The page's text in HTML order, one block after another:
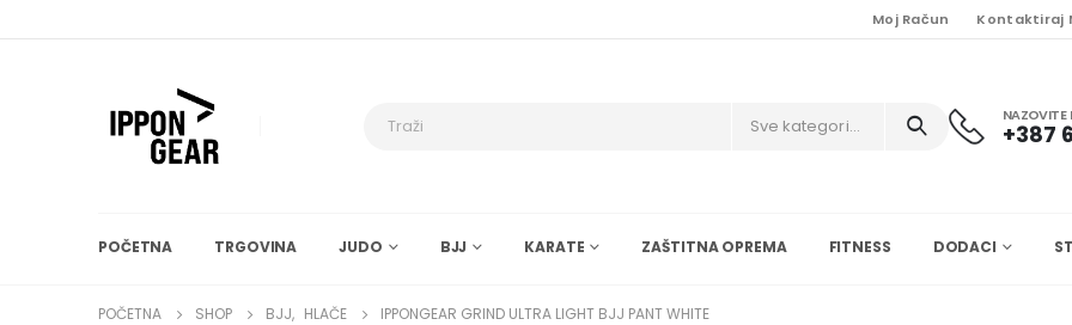
Moj Račun Kontaktiraj
Sve kategorije NAZOVITE
+387
POČETNA TRGOVINA JUDO BJJ KARATE ZAŠTITNA OPREMA FITNESS DODACI
POČETNA SHOP BJJ, HLAČE IPPONGEAR GRIND ULTRA LIGHT BJJ PANT WHITE